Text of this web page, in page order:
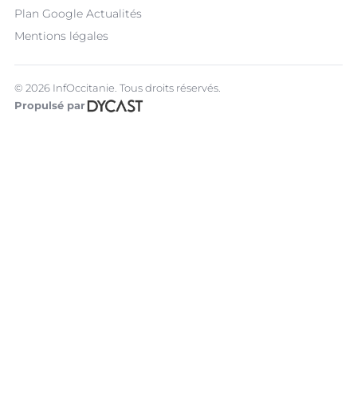
Plan Google Actualités
Mentions légales
© 2026 InfOccitanie. Tous droits réservés.
Propulsé par